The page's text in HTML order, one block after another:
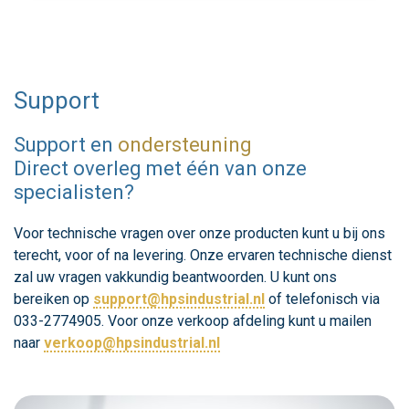
Support
Support en ondersteuning
Direct overleg met één van onze
specialisten?
Voor technische vragen over onze producten kunt u bij ons
terecht, voor of na levering. Onze ervaren technische dienst
zal uw vragen vakkundig beantwoorden. U kunt ons
bereiken op support@hpsindustrial.nl of telefonisch via
033-2774905. Voor onze verkoop afdeling kunt u mailen
naar verkoop@hpsindustrial.nl